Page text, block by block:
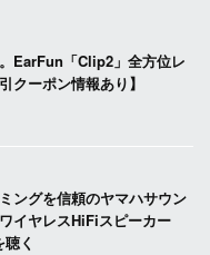
EarFun「Clip2」全方位レ
クーポン情報あり】
ングを信頼のヤマハサウン
イヤレスHiFiスピーカー
聴く